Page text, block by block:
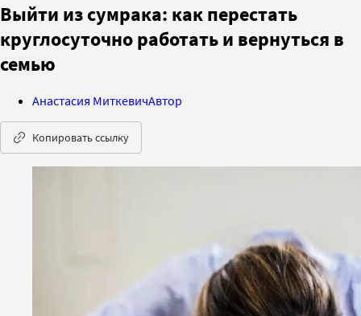
Выйти из сумрака: как перестать
круглосуточно работать и вернуться в
семью
Анастасия МиткевичАвтор
Копировать ссылку